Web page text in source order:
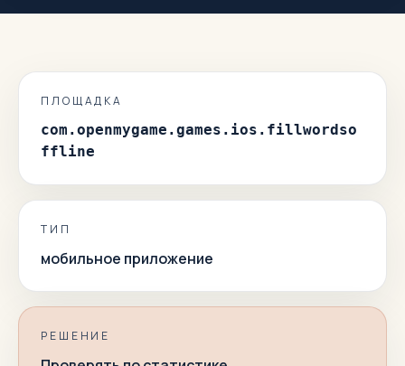
ПЛОЩАДКА
com.openmygame.games.ios.fillwordso
ffline
ТИП
мобильное приложение
РЕШЕНИЕ